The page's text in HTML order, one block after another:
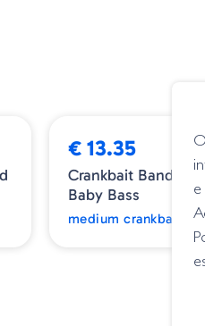
€ 13.35
Crankbait Bandit
Baby Bass
medium crankbait
e